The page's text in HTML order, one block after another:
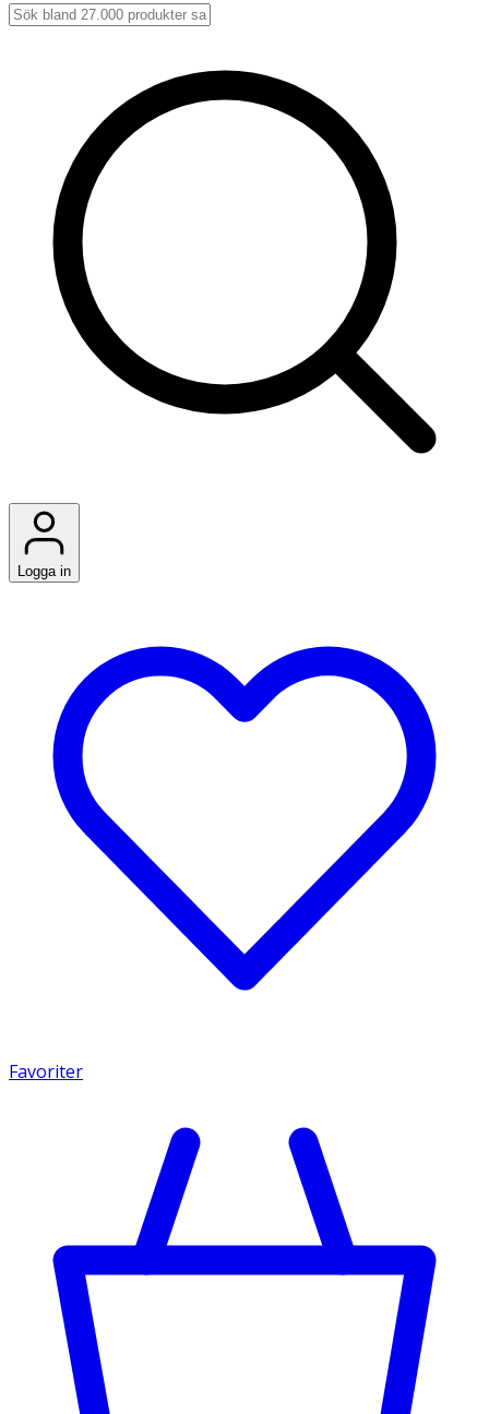
Logga in
Favoriter